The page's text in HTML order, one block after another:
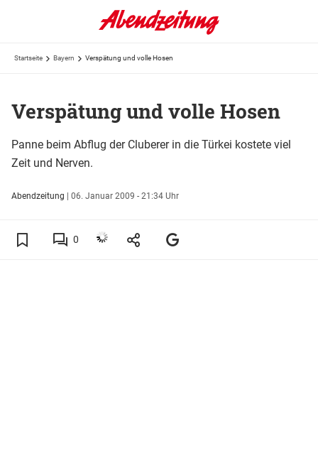
Startseite Bayern Verspätung und volle Hosen
Verspätung und volle Hosen
Panne beim Abflug der Cluberer in die Türkei kostete viel
Zeit und Nerven.
Abendzeitung | 06. Januar 2009 - 21:34 Uhr
0